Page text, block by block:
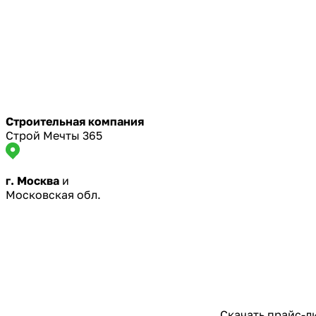
Строительная компания
Строй Мечты 365
г. Москва и
Московская обл.